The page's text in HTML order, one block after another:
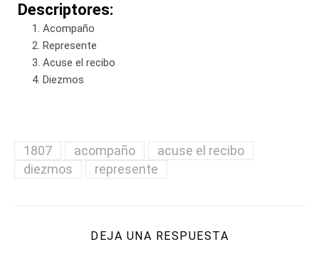
Descriptores:
Acompaño
Represente
Acuse el recibo
Diezmos
1807 acompaño
acuse el recibo
diezmos
represente
DEJA UNA RESPUESTA